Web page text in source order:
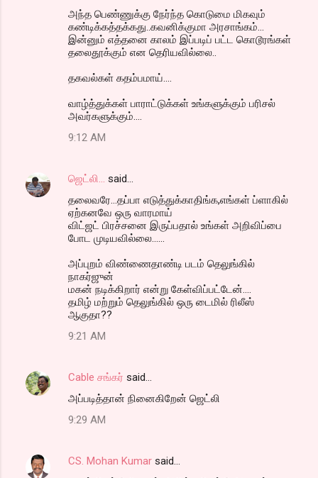
அந்த பெண்ணுக்கு நேர்ந்த கொடுமை மிகவும்
கண்டிக்கத்தக்கது..கவனிக்குமா அரசாங்கம்...
இன்னும் எத்தனை காலம் இப்படிப் பட்ட கொடூரங்கள்
தலைதூக்கும் என தெரியவில்லை..
தகவல்கள் கதம்பமாய்....
வாழ்த்துக்கள் பாராட்டுக்கள் உங்களுக்கும் பரிசல்
அவர்களுக்கும்....
9:12 AM
ஜெட்லி...
said…
தலைவரே...தப்பா எடுத்துக்காதிங்க,எங்கள் ப்ளாகில்
ஏற்கனவே ஒரு வாரமாய்
விட்ஜட் பிரச்சனை இருப்பதால் உங்கள் அறிவிப்பை
போட முடியவில்லை......
அப்புறம் விண்ணைதாண்டி படம் தெலுங்கில்
நாகர்ஜுன்
மகன் நடிக்கிறார் என்று கேள்விப்பட்டேன்....
தமிழ் மற்றும் தெலுங்கில் ஒரு டைமில் ரிலீஸ்
ஆகுதா??
9:21 AM
Cable சங்கர் said…
அப்படித்தான் நினைகிறேன் ஜெட்லி
9:29 AM
CS. Mohan Kumar said…